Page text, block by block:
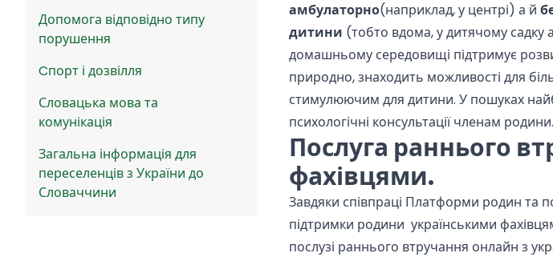
амбулаторно(наприклад, у центрі) а й
дитини (тобто вдома, у дитячому
домашньому середовищі підтримує
природно, знаходить можливості для
стимулюючим для дитини. У пошуках
психологічні консультації членам родини.
Послуга раннього
фахівцями.
Завдяки співпраці Платформи родин та
підтримки родини українськими
послузі раннього втручання онлайн з
Допомога відповідно типу
порушення
Cпорт і дозвілля
Словацька мова та
комунікація
Загальна інформація для
переселенців з України до
Словаччини